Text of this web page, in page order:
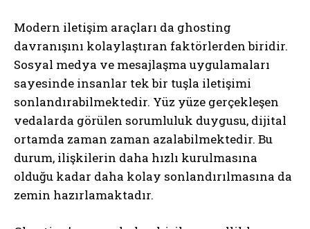
Modern iletişim araçları da ghosting
davranışını kolaylaştıran faktörlerden biridir.
Sosyal medya ve mesajlaşma uygulamaları
sayesinde insanlar tek bir tuşla iletişimi
sonlandırabilmektedir. Yüz yüze gerçekleşen
vedalarda görülen sorumluluk duygusu, dijital
ortamda zaman zaman azalabilmektedir. Bu
durum, ilişkilerin daha hızlı kurulmasına
olduğu kadar daha kolay sonlandırılmasına da
zemin hazırlamaktadır.